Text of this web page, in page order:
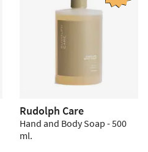
Rudolph Care
Hand and Body Soap - 500
ml.